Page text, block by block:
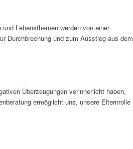
Lebensthemen werden von einer
Durchbrechung und zum Ausstieg aus dem
Überzeugungen verinnerlicht haben,
ermöglicht uns, unsere Elternrolle